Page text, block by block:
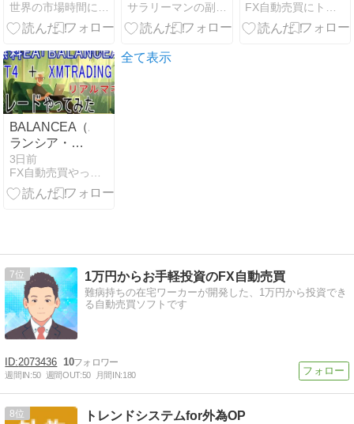
世界の市場時間にあわせたFX投資術
サラリーマンの副業に最適なＦＸ投資
た：第281日
FX自動売買にトライ | 自動売買EAを使って資産構築
BALANCEA（バ
ランシア・リ
アルマネー）
投資：56日目
3日前
FX自動売買やってみた | FX自動売買にトライしています
全て表示
7 1万円からお手軽投資のFX自動売買
難病持ちの在宅ワーカーが開発した、1万円から投資でき
る自動売買ソフトです
2073436 10
週間IN:50 週間OUT:50 月間IN:180
8 トレンドシステムfor外為OP